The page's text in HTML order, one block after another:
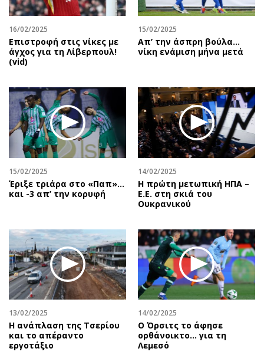
16/02/2025
Επιστροφή στις νίκες με
άγχος για τη Λίβερπουλ!
(vid)
15/02/2025
Απ’ την άσπρη βούλα…
νίκη ενάμιση μήνα μετά
15/02/2025
Έριξε τριάρα στο «Παπ»…
και -3 απ’ την κορυφή
14/02/2025
Η πρώτη μετωπική ΗΠΑ –
Ε.Ε. στη σκιά του
Ουκρανικού
13/02/2025
Η ανάπλαση της Τσερίου
και το απέραντο
εργοτάξιο
14/02/2025
Ο Όρσιτς το άφησε
ορθάνοικτο... για τη
Λεμεσό